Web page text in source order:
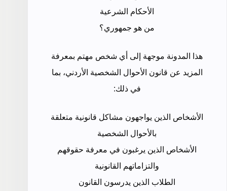
الأحكام الشرعية
من هو جمهوري؟
هذا المدونة موجهة إلى أي شخص مهتم بمعرفة
المزيد عن قانون الأحوال الشخصية الأردني، بما
في ذلك:
الأشخاص الذين يواجهون مشاكل قانونية متعلقة
بالأحوال الشخصية
الأشخاص الذين يرغبون في معرفة حقوقهم
والتزاماتهم القانونية
الطلاب الذين يدرسون القانون